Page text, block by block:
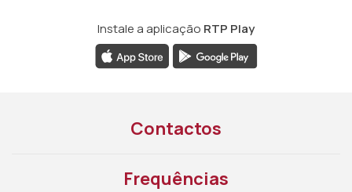
Instale a aplicação RTP Play
Contactos
Frequências